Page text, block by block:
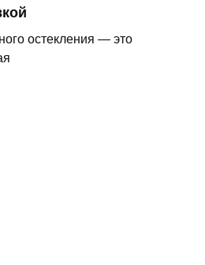
остекления — это